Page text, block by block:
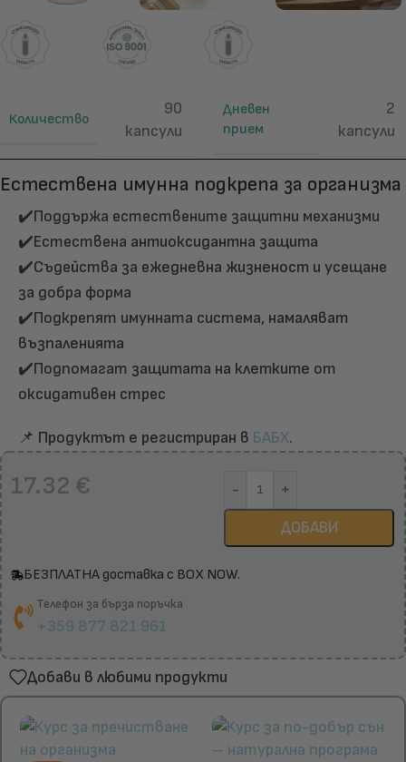
Количество
90
капсули
Дневен
прием
2
капсули
Естествена имунна подкрепа за организма
✔️Поддържа естествените защитни механизми
✔️Естествена антиоксидантна защита
✔️Съдейства за ежедневна жизненост и усещане
за добра форма
✔️Подкрепят имунната система, намаляват
възпаленията
✔️Подпомагат защитата на клетките от
оксидативен стрес
📌 Продуктът е регистриран в БАБХ.
17.32 € -
+
ДОБАВИ
БЕЗПЛАТНА доставка с BOX NOW.
Телефон за бърза поръчка
+359 877 821 961
Добави в любими продукти